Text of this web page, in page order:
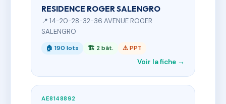
RESIDENCE ROGER SALENGRO
📍 14-20-28-32-36 AVENUE ROGER
SALENGRO
🏠 190 lots 🏗 2 bât. ⚠ PPT
Voir la fiche →
AE8148892